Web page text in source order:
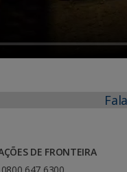
DE FRONTEIRA